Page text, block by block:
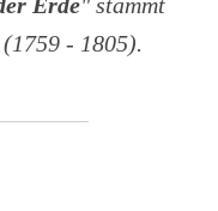
(1759 - 1805).